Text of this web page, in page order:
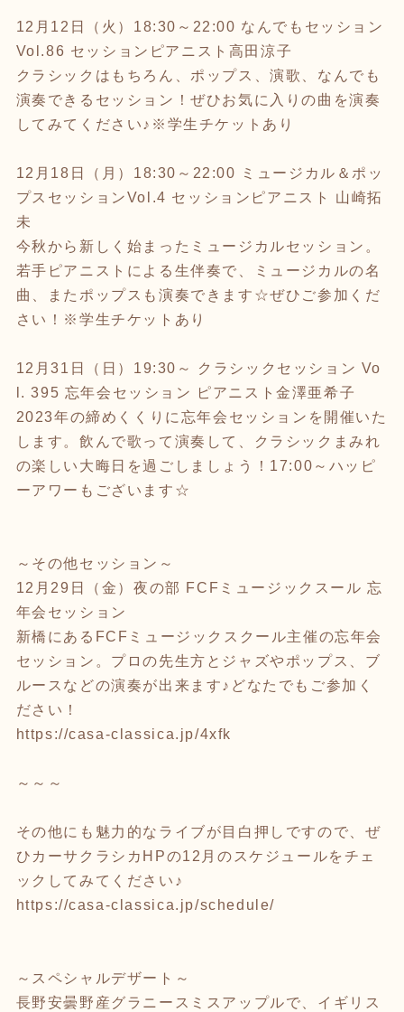
12 月 12 日（火） 18:30 ～ 22:00 なんでもセッション
Vol.86 セッションピアニスト高田涼子
クラシックはもちろん、ポップス、演歌、なんでも
演奏できるセッション！ぜひお気に入りの曲を演奏
してみてください♪※学生チケットあり
12 月 18 日（月） 18:30 ～ 22:00 ミュージカル＆ポッ
プスセッションVol.4 セッションピアニスト 山崎拓
未
今秋から新しく始まったミュージカルセッション。
若手ピアニストによる生伴奏で、ミュージカルの名
曲、またポップスも演奏できます☆ぜひご参加くだ
さい！※学生チケットあり
12 月31 日（日） 19:30 ～ クラシックセッション Vo
l. 395 忘年会セッション ピアニスト金澤亜希子
2023年の締めくくりに忘年会セッションを開催いた
します。飲んで歌って演奏して、クラシックまみれ
の楽しい大晦日を過ごしましょう！ 17:00 ～ハッピ
ーアワーもございます☆
～その他セッション～
12 月 29 日（金）夜の部 FCF ミュージックスール 忘
年会セッション
新橋にある FCF ミュージックスクール主催の忘年会
セッション。プロの先生方とジャズやポップス、ブ
ルースなどの演奏が出来ます♪どなたでもご参加く
ださい！
https://casa-classica.jp/4xfk
～～～
その他にも魅力的なライブが目白押しですので、ぜ
ひカーサクラシカ HPの12 月のスケジュールをチェ
ックしてみてください♪
https://casa-classica.jp/schedule/
～スペシャルデザート～
長野安曇野産グラニースミスアップルで、イギリス